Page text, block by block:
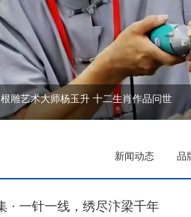
根雕艺术大师杨玉升 十二生肖作品问世
新闻动态 品
· 一针一线，绣尽汴梁千年